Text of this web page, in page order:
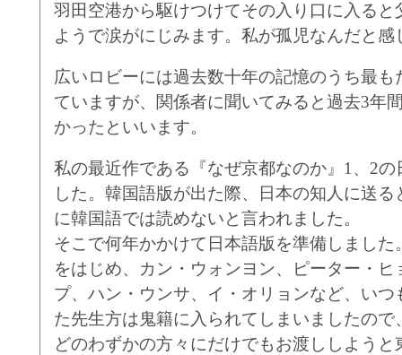
羽田空港から駆けつけてその入り口に入ると
ようで涙がにじみます。私が孤児なんだと感
広いロビーには過去数十年の記憶のうち最
ていますが、関係者に聞いてみると過去3年
かったといいます。
私の最近作である『なぜ京都なのか』1、2
した。韓国語版が出た際、日本の知人に送
に韓国語では読めないと言われました。
そこで何年かかけて日本語版を準備しまし
をはじめ、カン・ウォンヨン、ピーター・
プ、ハン・ウンサ、イ・オリョンなど、い
た先生方は鬼籍に入られてしまいましたので
どのわずかの方々にだけでもお渡ししよう